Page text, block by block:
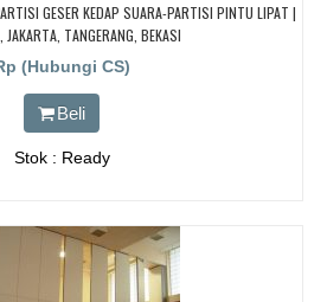
GESER KEDAP SUARA-PARTISI PINTU LIPAT |
JAKARTA, TANGERANG, BEKASI
(Hubungi CS)
Beli
Stok : Ready